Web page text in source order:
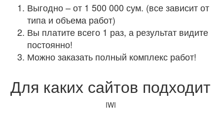
Выгодно – от 1 500 000 сум. (все зависит от
типа и объема работ)
Вы платите всего 1 раз, а результат видите
постоянно!
Можно заказать полный комплекс работ!
Для каких сайтов подходит
IWI